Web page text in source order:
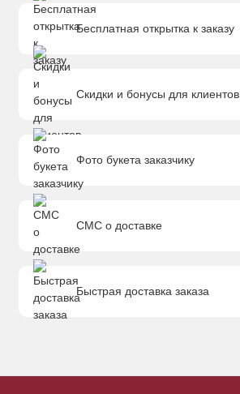
Бесплатная открытка к заказу
Скидки и бонусы для клиентов
Фото букета заказчику
СМС о доставке
Быстрая доставка заказа